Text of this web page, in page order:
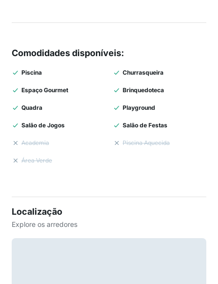
Comodidades disponíveis:
Piscina Churrasqueira
Espaço Gourmet Brinquedoteca
Quadra Playground
Salão de Jogos Salão de Festas
Academia Piscina Aquecida
Área Verde
Localização
Explore os arredores